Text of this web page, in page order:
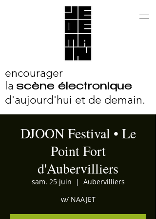
encourager
la scène électronique
d'aujourd'hui et de demain.
DJOON Festival • Le
Point Fort
d'Aubervilliers
sam. 25 juin
  |
Aubervilliers
w/ NAAJET